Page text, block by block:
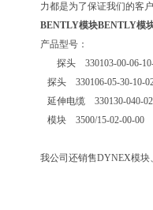
力都是为了保证我们的客
BENTLY模块BENTLY模
产品型号：
探头 330103-00-06-10-
探头 330106-05-30-10-
延伸电缆 330130-040-
模块 3500/15-02-00-00
我公司还销售DYNEX模块